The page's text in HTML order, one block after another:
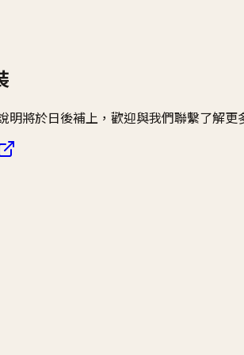
明將於日後補上，歡迎與我們聯繫了解更